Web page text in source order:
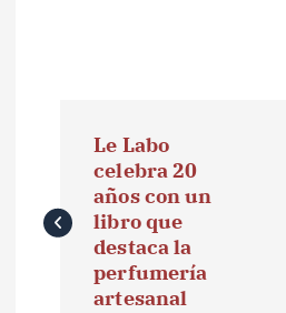
v
Le Labo
celebra 20
años con un
libro que
destaca la
perfumería
artesanal